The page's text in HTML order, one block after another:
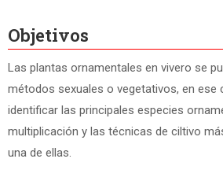
Objetivos
Las plantas ornamentales en vivero se
métodos sexuales o vegetativos, en ese
identificar las principales especies
multiplicación y las técnicas de ciltivo
una de ellas.